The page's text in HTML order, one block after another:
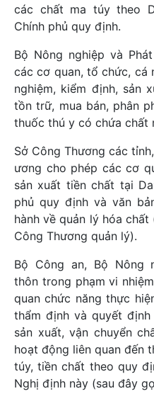
các chất ma túy theo
Chính phủ quy định.
Bộ Nông nghiệp và
các cơ quan, tổ chức, cá
nghiệm, kiểm định, sản
tồn trữ, mua bán, phân
thuốc thú y có chứa chất
Sở Công Thương các
ương cho phép các cơ
sản xuất tiền chất tại
phủ quy định và văn
hành về quản lý hóa
Công Thương quản lý).
Bộ Công an, Bộ Nông
thôn trong phạm vi
quan chức năng thực
thẩm định và quyết
sản xuất, vận chuyển
hoạt động liên quan đến
túy, tiền chất theo quy
Nghị định này (sau đây